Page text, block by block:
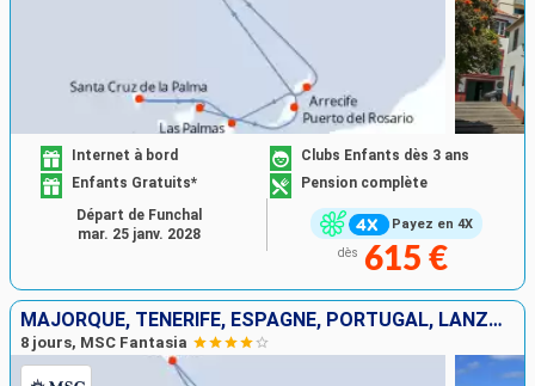
Payez en 4X
Internet à bord
Clubs Enfants dès 3 ans
Enfants Gratuits*
Pension complète
dès 615 €
Départ de Funchal
mar. 25 janv. 2028
MAJORQUE, TENERIFE, ESPAGNE, PORTUGAL, LANZAROTE
8 jours, MSC Fantasia